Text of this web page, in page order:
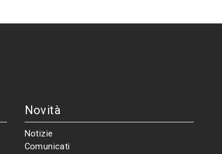
Novità
Notizie
Comunicati